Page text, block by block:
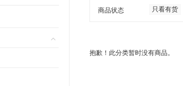
商品状态 只看有货
抱歉！此分类暂时没有商品。